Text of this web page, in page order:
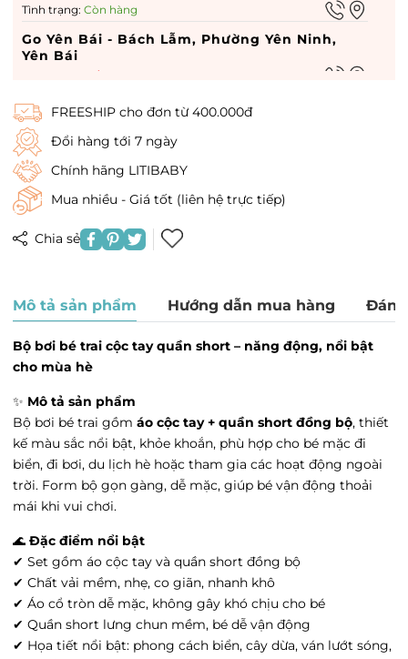
Tình trạng: Còn hàng
Go Yên Bái - Bách Lẫm, Phường Yên Ninh,
Yên Bái
Hết hàng
Go hà nam - 449 Điện Biên Phủ, Phường Lam
Hạ, Hà Nam
Tình trạng:Hết hàng
Vin Dĩ An - Vin Dĩ An, Phường Quang Trung,
Hà Nội
Tình trạng:Hết hàng
Times City - 458 P. Minh Khai, Phường Vĩnh
Tuy, Hà Nội
Royal City - 72A Đường Nguyễn Trãi, Phường
Thượng Đình, Hà Nội
Vincom 3 tháng 2 - Vincom 3 tháng 2,
Tình trạng:Hết hàng
satra - satra, Phường Văn Miếu, Hà Nội
Tình trạng:Hết hàng
Vin Hải Phòng Imperia - Vin Hải Phòng
Imperia, Phường Thượng Lý, Hải Phòng
Tình trạng: Hết hàng
Vin Thanh Hóa - 27 Đ. Trần Phú, Phường Điện
Biên, Thanh Hóa
Tình trạng: Hết hàng
Go Hưng yên - 204 Tô Hiệu, Phường Lê Lợi,
Hưng Yên
Tình trạng:Còn hàng
FREESHIP cho đơn từ 400.000đ
Đổi hàng tới 7 ngày
Chính hãng LITIBABY
Mua nhiều - Giá tốt (liên hệ trực tiếp)
Chia sẻ
Mô tả sản phẩm Hướng dẫn mua hàng
Bộ bơi bé trai cộc tay quần short – năng động, nổi bật
cho mùa hè
✨ Mô tả sản phẩm
Bộ bơi bé trai gồm áo cộc tay + quần short đồng bộ, thiết
kế màu sắc nổi bật, khỏe khoắn, phù hợp cho bé mặc đi
biển, đi bơi, du lịch hè hoặc tham gia các hoạt động ngoài
trời. Form bộ gọn gàng, dễ mặc, giúp bé vận động thoải
mái khi vui chơi.
🌊 Đặc điểm nổi bật
✔ Set gồm áo cộc tay và quần short đồng bộ
✔ Chất vải mềm, nhẹ, co giãn, nhanh khô
✔ Áo cổ tròn dễ mặc, không gây khó chịu cho bé
✔ Quần short lưng chun mềm, bé dễ vận động
✔ Họa tiết nổi bật: phong cách biển, cây dừa, ván lướt sóng,